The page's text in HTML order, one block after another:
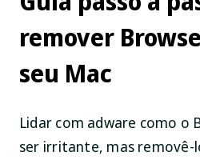
remover
seu Mac
Lidar com adware como o
ser irritante, mas removê-